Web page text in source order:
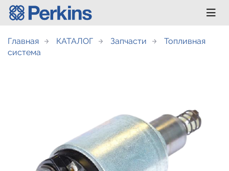
Главная КАТАЛОГ Запчасти
Топливная
система